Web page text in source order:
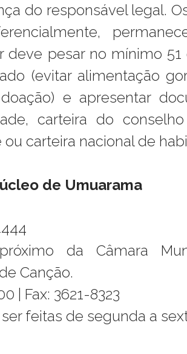
do responsável legal.
deve pesar no mínimo
(evitar alimentação
e apresentar
carteira do
carteira nacional de
de Umuarama
da Câmara
Canção.
| Fax: 3621-8323
feitas de segunda a